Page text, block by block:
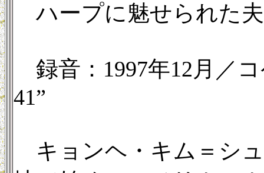
ハープに魅せられた
録音：1997年12月／
41”
キョンヘ・キム＝シ